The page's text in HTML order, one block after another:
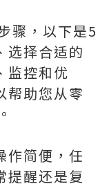
骤，以下是5
选择合适的
监控和优
帮助您从零
作简便，任
提醒还是复